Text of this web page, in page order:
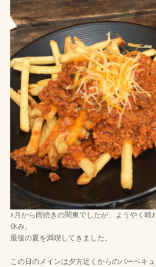
8月から雨続きの関東でしたが、ようやく晴
休み。
最後の夏を満喫してきました。
この日のメインは夕方近くからのバーベキ